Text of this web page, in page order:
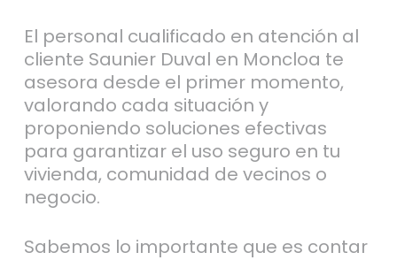
El personal cualificado en atención al
cliente Saunier Duval en Moncloa te
asesora desde el primer momento,
valorando cada situación y
proponiendo soluciones efectivas
para garantizar el uso seguro en tu
vivienda, comunidad de vecinos o
negocio.
Sabemos lo importante que es contar